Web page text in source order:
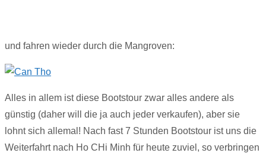
und fahren wieder durch die Mangroven:
Alles in allem ist diese Bootstour zwar alles andere als
günstig (daher will die ja auch jeder verkaufen), aber sie
lohnt sich allemal! Nach fast 7 Stunden Bootstour ist uns die
Weiterfahrt nach Ho CHi Minh für heute zuviel, so verbringen